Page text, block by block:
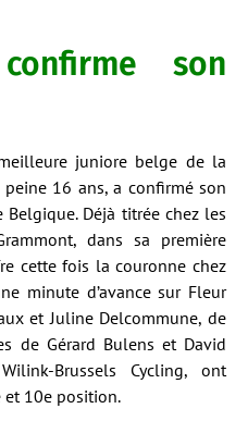
son
juniore belge de la
peine 16 ans, a confirmé son
Déjà titrée chez les
dans sa première
cette fois la couronne chez
minute d’avance sur Fleur
et Juline Delcommune, de
de Gérard Bulens et David
Brussels Cycling, ont
et 10e position.